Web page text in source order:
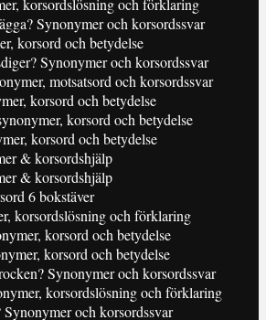
korsordslösning och förklaring
Synonymer och korsordssvar
korsord och betydelse
Synonymer och korsordssvar
motsatsord och korsordssvar
korsord och betydelse
korsord och betydelse
korsord och betydelse
& korsordshjälp
& korsordshjälp
6 bokstäver
korsordslösning och förklaring
korsord och betydelse
korsord och betydelse
Synonymer och korsordssvar
korsordslösning och förklaring
och korsordssvar